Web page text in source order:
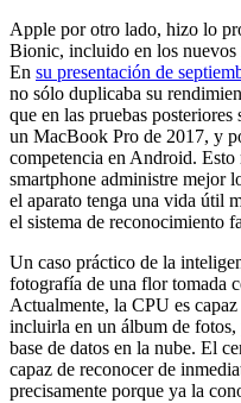
Apple por otro lado, hizo lo
Bionic, incluido en los
En su presentación de
no sólo duplicaba su
que en las pruebas
un MacBook Pro de 2017, y
competencia en Android. Esto
smartphone administre mejor
el aparato tenga una vida útil
el sistema de reconocimiento
Un caso práctico de la
fotografía de una flor tomada
Actualmente, la CPU es
incluirla en un álbum de fotos,
base de datos en la nube. El
capaz de reconocer de
precisamente porque ya la